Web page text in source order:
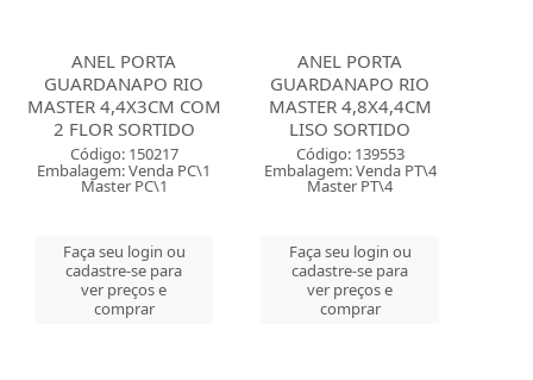
ANEL PORTA
GUARDANAPO RIO
MASTER 4,4X3CM COM
2 FLOR SORTIDO
Código: 150217
Embalagem: Venda PC\1
Master PC\1
Faça seu login ou
cadastre-se para
ver preços e
comprar
ANEL PORTA
GUARDANAPO RIO
MASTER 4,8X4,4CM
LISO SORTIDO
Código: 139553
Embalagem: Venda PT\4
Master PT\4
Faça seu login ou
cadastre-se para
ver preços e
comprar